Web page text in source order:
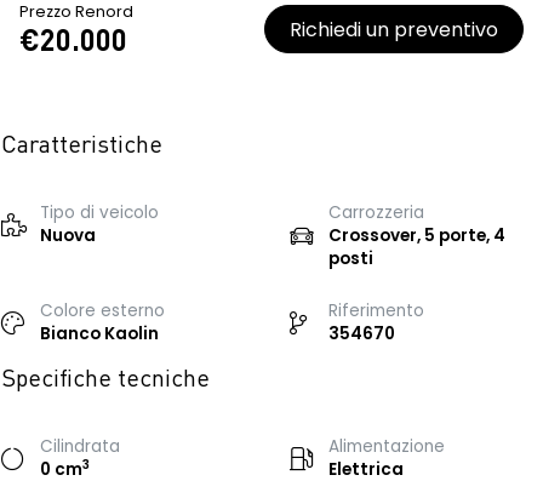
Prezzo Renord
€20.000 Richiedi un preventivo
Caratteristiche
Tipo di veicolo
Nuova
Carrozzeria
Crossover, 5 porte, 4
posti
Colore esterno
Bianco Kaolin
Riferimento
354670
Specifiche tecniche
Cilindrata
0 cm3
Alimentazione
Elettrica